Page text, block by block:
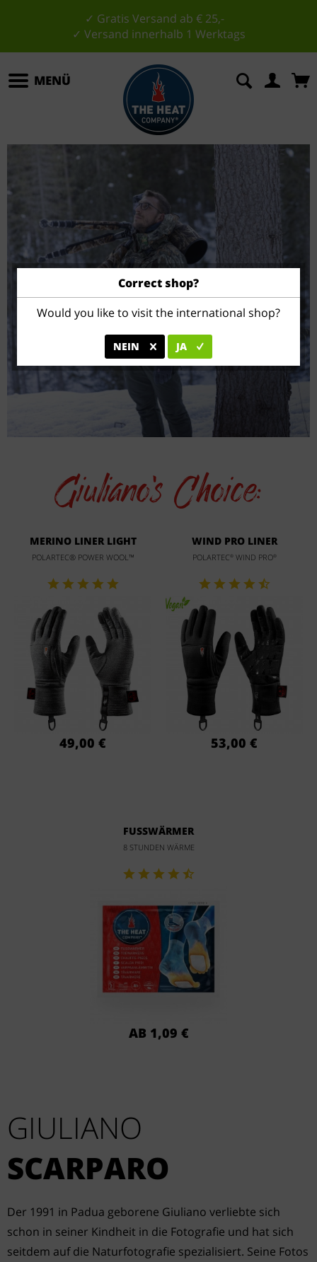
✓ Gratis Versand ab € 25,-
✓ Versand innerhalb 1 Werktags
MENÜ
Giuliano's Choice:
MERINO LINER LIGHT
POLARTEC® POWER WOOL™
49,00 €
WIND PRO LINER
POLARTEC®WIND PRO®
53,00 €
FUSSWÄRMER
8 STUNDEN WÄRME
AB 1,09 €
GIULIANO
SCARPARO
Der 1991 in Padua geborene Giuliano verliebte sich
schon in seiner Kindheit in die Fotografie und hat sich
seitdem auf die Naturfotografie spezialisiert. Seine Fotos
Correct shop?
Would you like to visit the international shop?
NEIN JA